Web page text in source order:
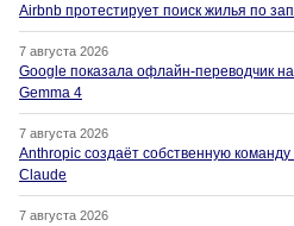
Airbnb протестирует поиск жилья по
7 августа 2026
Google показала офлайн-переводчик
Gemma 4
7 августа 2026
Anthropic создаёт собственную
Claude
7 августа 2026